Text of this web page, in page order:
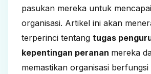
pasukan mereka untuk
organisasi. Artikel ini akan
terperinci tentang tugas
kepentingan peranan mereka
memastikan organisasi